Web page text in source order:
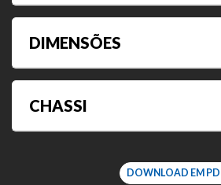
DIMENSÕES
CHASSI
DOWNLOAD EM